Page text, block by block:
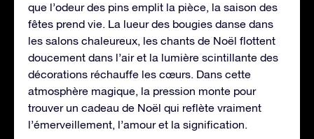
que l’odeur des pins emplit la pièce, la saison des
fêtes prend vie. La lueur des bougies danse dans
les salons chaleureux, les chants de Noël flottent
doucement dans l’air et la lumière scintillante des
décorations réchauffe les cœurs. Dans cette
atmosphère magique, la pression monte pour
trouver un cadeau de Noël qui reflète vraiment
l’émerveillement, l’amour et la signification.